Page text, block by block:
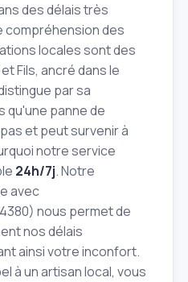
des délais très
compréhension des
locales sont des
Fils, ancré dans le
par sa
qu'une panne de
et peut survenir à
notre service
24h/7j. Notre
avec
nous permet de
nos délais
ainsi votre inconfort.
à un artisan local, vous